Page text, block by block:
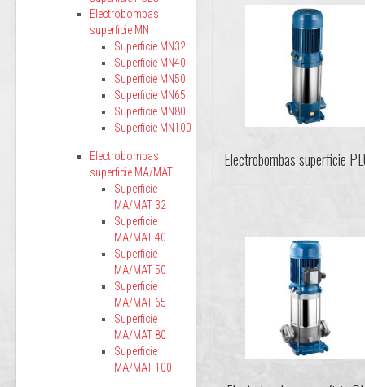
Electrobombas superficie
Electrobombas
superficie MN
Superficie MN32
Superficie MN40
Superficie MN50
Superficie MN65
Superficie MN80
Superficie MN100
Electrobombas
superficie MA/MAT
Superficie
MA/MAT 32
Superficie
MA/MAT 40
Superficie
MA/MAT 50
Superficie
MA/MAT 65
Superficie
MA/MAT 80
Superficie
MA/MAT 100